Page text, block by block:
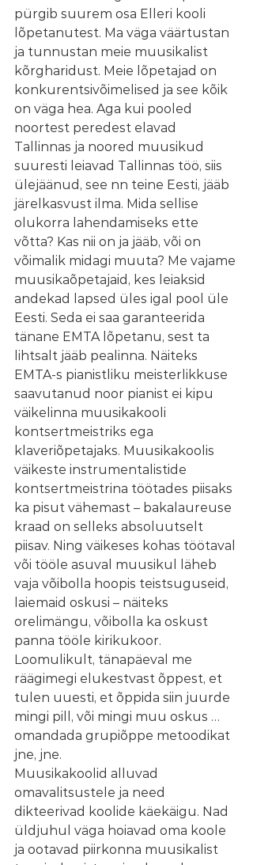
pürgib suurem osa Elleri kooli
lõpetanutest. Ma väga väärtustan
ja tunnustan meie muusikalist
kõrgharidust. Meie lõpetajad on
konkurentsivõimelised ja see kõik
on väga hea. Aga kui pooled
noortest peredest elavad
Tallinnas ja noored muusikud
suuresti leiavad Tallinnas töö, siis
ülejäänud, see nn teine Eesti, jääb
järelkasvust ilma. Mida sellise
olukorra lahendamiseks ette
võtta? Kas nii on ja jääb, või on
võimalik midagi muuta? Me vajame
muusikaõpetajaid, kes leiaksid
andekad lapsed üles igal pool üle
Eesti. Seda ei saa garanteerida
tänane EMTA lõpetanu, sest ta
lihtsalt jääb pealinna. Näiteks
EMTA-s pianistliku meisterlikkuse
saavutanud noor pianist ei kipu
väikelinna muusikakooli
kontsertmeistriks ega
klaveriõpetajaks. Muusikakoolis
väikeste instrumentalistide
kontsertmeistrina töötades piisaks
ka pisut vähemast – bakalaureuse
kraad on selleks absoluutselt
piisav. Ning väikeses kohas töötaval
või tööle asuval muusikul läheb
vaja võibolla hoopis teistsuguseid,
laiemaid oskusi – näiteks
orelimängu, võibolla ka oskust
panna tööle kirikukoor.
Loomulikult, tänapäeval me
räägimegi elukestvast õppest, et
tulen uuesti, et õppida siin juurde
mingi pill, või mingi muu oskus …
omandada grupiõppe metoodikat
jne, jne.
Muusikakoolid alluvad
omavalitsustele ja need
dikteerivad koolide käekäigu. Nad
üldjuhul väga hoiavad oma koole
ja ootavad piirkonna muusikalist